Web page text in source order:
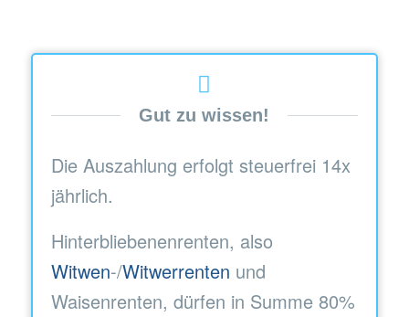
Gut zu wissen!
Die Auszahlung erfolgt steuerfrei 14x
jährlich.
Hinterbliebenenrenten, also
Witwen-/Witwerrenten und
Waisenrenten, dürfen in Summe 80%